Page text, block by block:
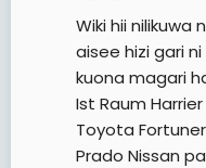
Wiki hii nilikuwa
aisee hizi gari
kuona magari
Ist Raum
Toyota
Prado Nissan